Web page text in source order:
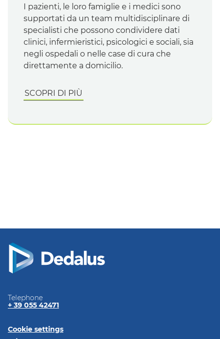
I pazienti, le loro famiglie e i medici sono
supportati da un team multidisciplinare di
specialisti che possono condividere dati
clinici, infermieristici, psicologici e sociali, sia
negli ospedali o nelle case di cura che
direttamente a domicilio.
SCOPRI DI PIÙ
Telephone
+ 39 055 42471
Cookie settings